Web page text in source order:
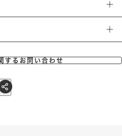
するお問い合わせ